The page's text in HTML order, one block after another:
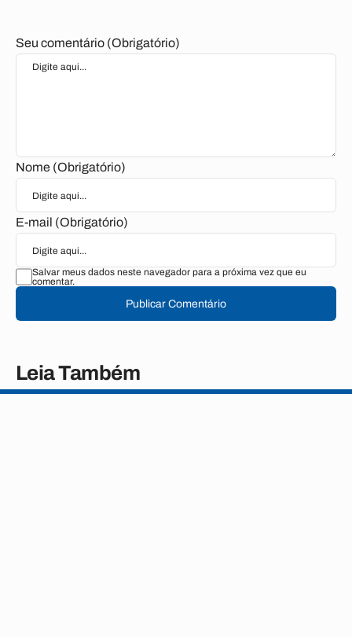
Seu comentário (Obrigatório)
Nome (Obrigatório)
E-mail (Obrigatório)
Salvar meus dados neste navegador para a próxima vez que eu
comentar.
Publicar Comentário
Leia Também